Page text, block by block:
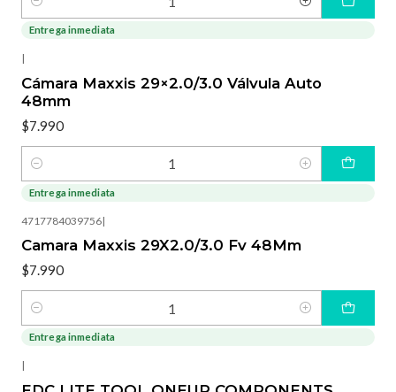
Cantidad
Entrega inmediata
|
Cámara Maxxis 29×2.0/3.0 Válvula Auto
48mm
$7.990
Cantidad
Entrega inmediata
4717784039756|
Camara Maxxis 29X2.0/3.0 Fv 48Mm
$7.990
Cantidad
Entrega inmediata
|